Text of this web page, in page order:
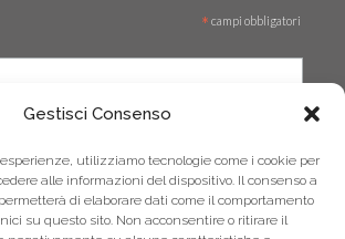
Gestisci Consenso
utilizziamo tecnologie come i cookie per
alle informazioni del dispositivo. Il consenso a
di elaborare dati come il comportamento
su questo sito. Non acconsentire o ritirare il
* campi obbligatori